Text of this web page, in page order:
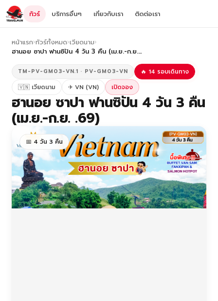
ทัวร์ บริการอื่นๆ เกี่ยวกับเรา ติดต่อเรา
หน้าแรก›ทัวร์ทั้งหมด›เวียดนาม›
ฮานอย ซาปา ฟานซิปัน 4 วัน 3 คืน (เม.ย.-ก.ย.…
TM-PV-GM03-VN.1 · PV-GM03-VN
🔥 14 รอบเดินทาง
🇻🇳 เวียดนาม
✈ VN (VN) เปิดจอง
ฮานอย ซาปา ฟานซิปัน 4 วัน 3 คืน
(เม.ย.-ก.ย. .69)
📅 4 วัน 3 คืน